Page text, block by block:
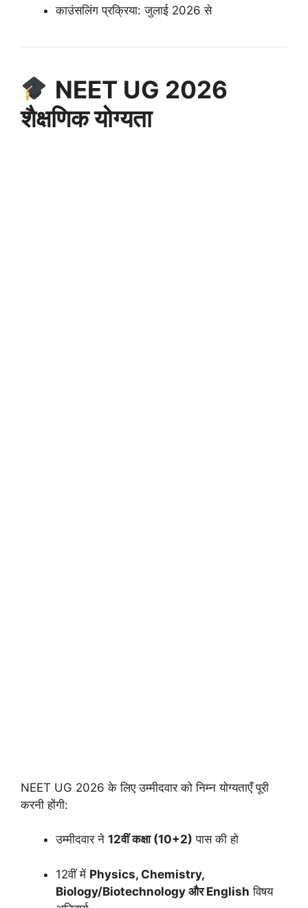
काउंसलिंग प्रक्रिया: जुलाई 2026 से
NEET UG 2026
शैक्षणिक योग्यता
NEET UG 2026 के लिए उम्मीदवार को निम्न योग्यताएँ पूरी
करनी होंगी:
उम्मीदवार ने 12वीं कक्षा (10+2) पास की हो
12वीं में Physics, Chemistry,
Biology/Biotechnology और English विषय